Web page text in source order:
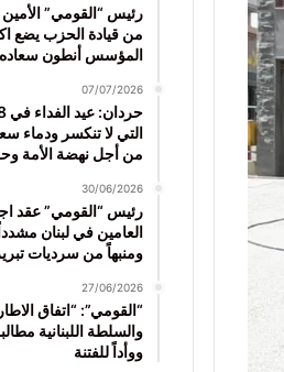
رئيس “القومي”
من قيادة الحزب يضع
المؤسس أنطون
07/07/2026
التي لا تنكسر ودماء
من أجل نهضة الأمة
30/06/2026
رئيس “القومي” عقد
العامين في لبنان
ومنبهاً من سرديات
27/06/2026
والسلطة اللبنانية
ووأداً للفتنة